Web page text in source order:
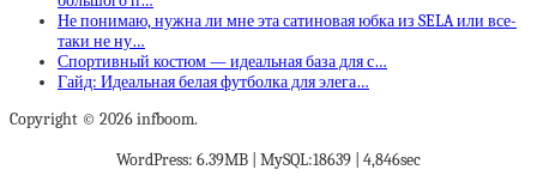
Не понимаю, нужна ли мне эта сатиновая юбка из SELA или все-
таки не ну…
Спортивный костюм — идеальная база для с…
Гайд: Идеальная белая футболка для элега…
Copyright © 2026 infboom.
WordPress: 6.39MB | MySQL:18639 | 4,846sec